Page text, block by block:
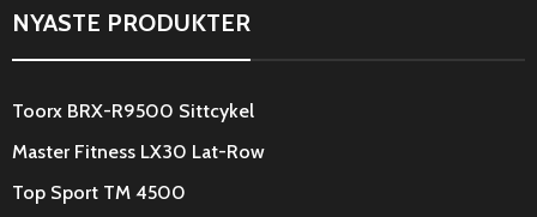
NYASTE PRODUKTER
Toorx BRX-R9500 Sittcykel
Master Fitness LX30 Lat-Row
Top Sport TM 4500